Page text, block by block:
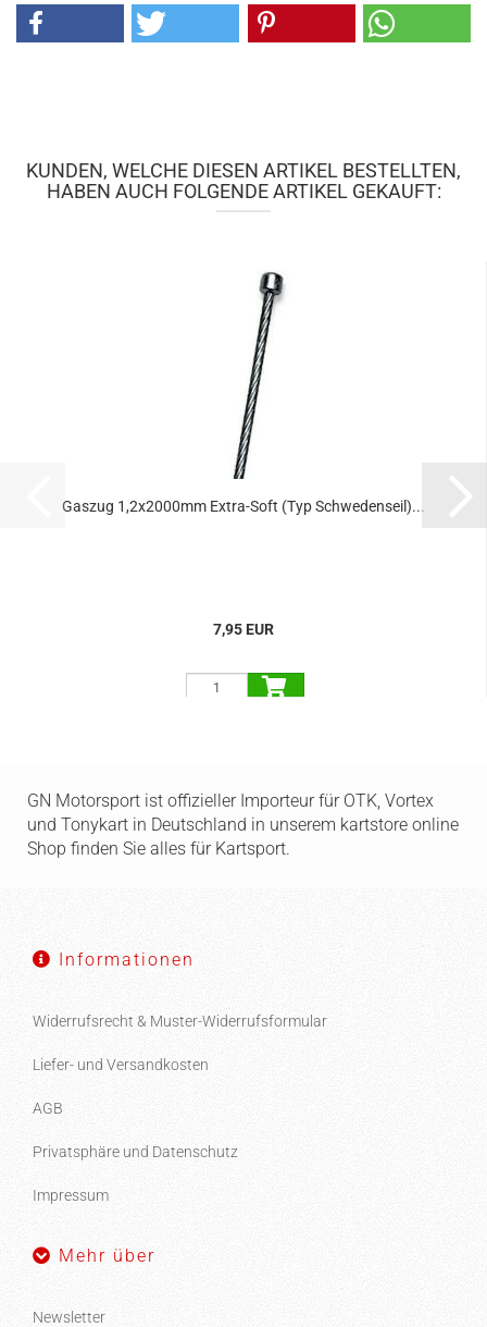
KUNDEN, WELCHE DIESEN ARTIKEL BESTELLTEN,
HABEN AUCH FOLGENDE ARTIKEL GEKAUFT:
Gaszug 1,2x2000mm Extra-Soft (Typ Schwedenseil)...
7,95 EUR
GN Motorsport ist offizieller Importeur für OTK, Vortex
und Tonykart in Deutschland in unserem kartstore online
Shop finden Sie alles für Kartsport.
Informationen
Widerrufsrecht & Muster-Widerrufsformular
Liefer- und Versandkosten
AGB
Privatsphäre und Datenschutz
Impressum
Mehr über
Newsletter